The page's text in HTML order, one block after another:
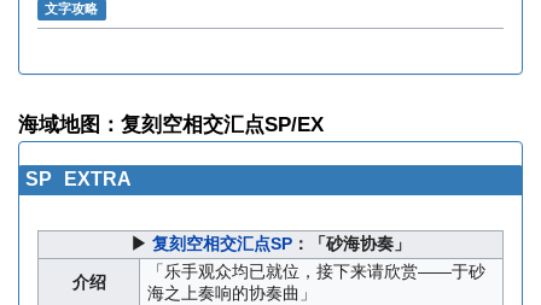
文字攻略
海域地图：复刻空相交汇点SP/EX
SP EXTRA
▶ 复刻空相交汇点SP ：「砂海协奏」
介绍
「乐手观众均已就位，接下来请欣赏——于砂
海之上奏响的协奏曲」